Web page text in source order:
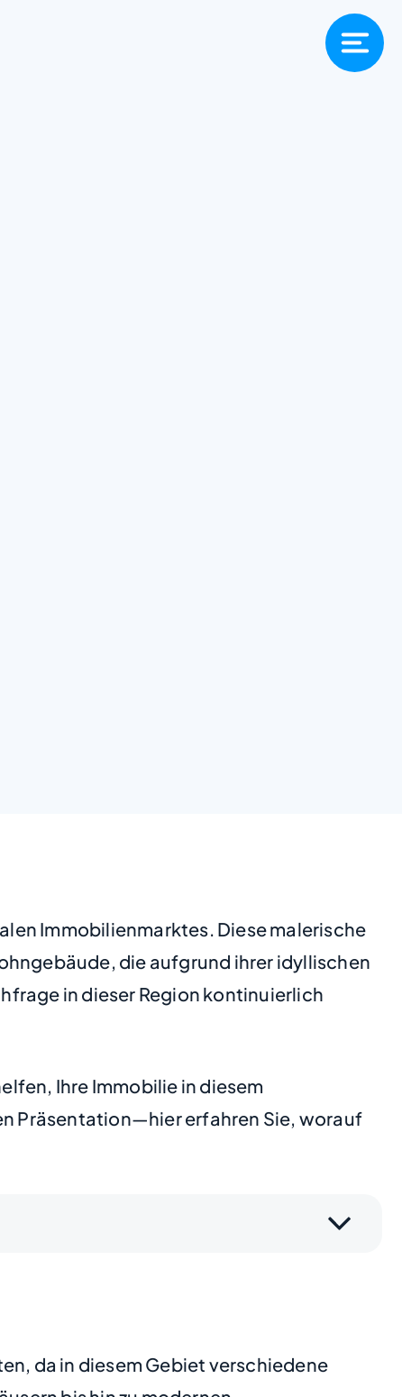
Immobilienmarktes. Diese malerische
die aufgrund ihrer idyllischen
in dieser Region kontinuierlich
Ihre Immobilie in diesem
Präsentation—hier erfahren Sie, worauf
da in diesem Gebiet verschiedene